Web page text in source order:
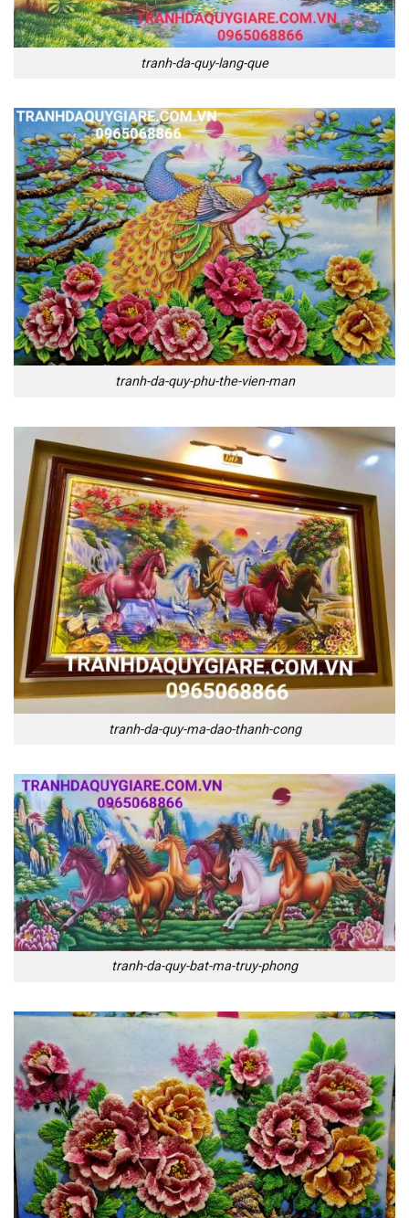
tranh-da-quy-lang-que
tranh-da-quy-phu-the-vien-man
tranh-da-quy-ma-dao-thanh-cong
tranh-da-quy-bat-ma-truy-phong